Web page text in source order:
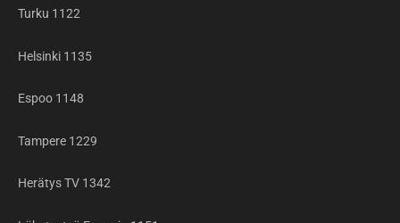
Turku 1122
Helsinki 1135
Espoo 1148
Tampere 1229
Herätys TV 1342